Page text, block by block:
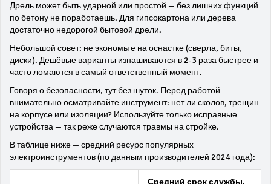
Дрель может быть ударной или простой — без лишних функций
по бетону не поработаешь. Для гипсокартона или дерева
достаточно недорогой бытовой дрели.
Небольшой совет: не экономьте на оснастке (сверла, биты,
диски). Дешёвые варианты изнашиваются в 2-3 раза быстрее и
часто ломаются в самый ответственный момент.
Говоря о безопасности, тут без шуток. Перед работой
внимательно осматривайте инструмент: нет ли сколов, трещин
на корпусе или изоляции? Используйте только исправные
устройства — так реже случаются травмы на стройке.
В таблице ниже — средний ресурс популярных
электроинструментов (по данным производителей 2024 года):
Средний срок службы,